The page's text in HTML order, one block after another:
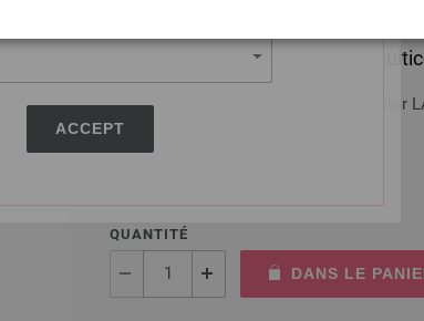
ACCEPT
Jeu d'aiguilles design en bois
Jeu d'aiguilles design en bois Multicolor
longueur 20cm
QUANTITÉ
DANS LE